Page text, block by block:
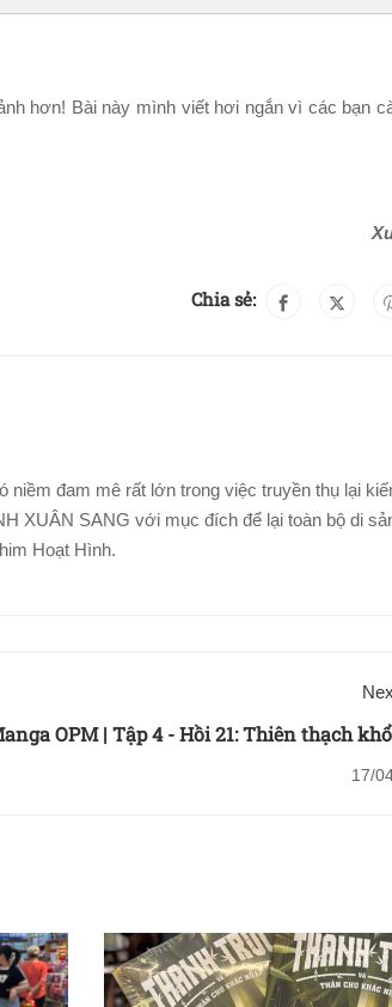
hơn! Bài này mình viết hơi ngắn vì các bạn
Chia sẻ:
niềm đam mê rất lớn trong việc truyền thụ lại
XUÂN SANG với mục đích để lại toàn bộ di
Hoạt Hình.
OPM | Tập 4 - Hồi 21: Thiên thạch
17/